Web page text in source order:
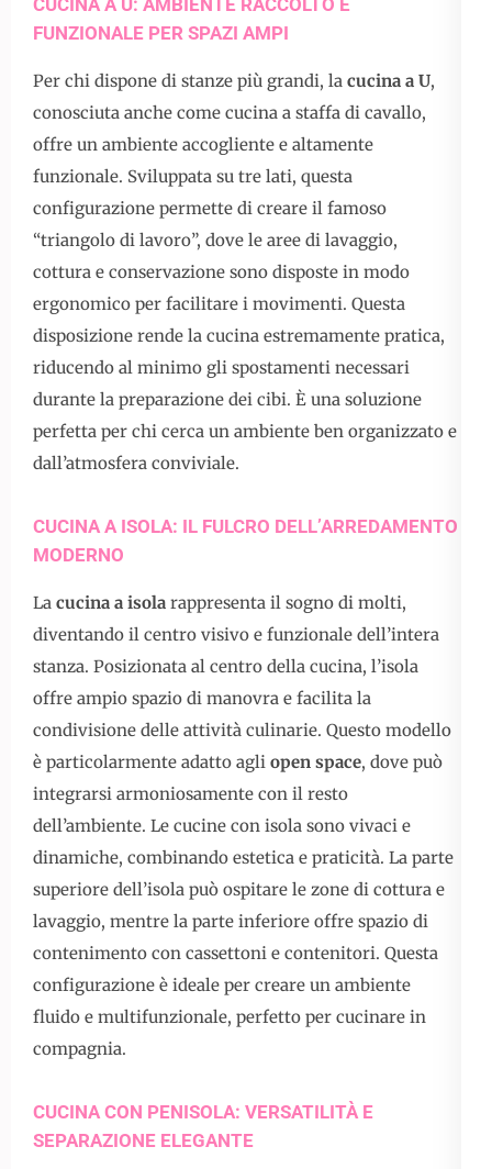
FUNZIONALE PER SPAZI AMPI
Per chi dispone di stanze più grandi, la cucina a U,
conosciuta anche come cucina a staffa di cavallo,
offre un ambiente accogliente e altamente
funzionale. Sviluppata su tre lati, questa
configurazione permette di creare il famoso
“triangolo di lavoro”, dove le aree di lavaggio,
cottura e conservazione sono disposte in modo
ergonomico per facilitare i movimenti. Questa
disposizione rende la cucina estremamente pratica,
riducendo al minimo gli spostamenti necessari
durante la preparazione dei cibi. È una soluzione
perfetta per chi cerca un ambiente ben organizzato e
dall’atmosfera conviviale.
CUCINA A ISOLA: IL FULCRO DELL’ARREDAMENTO
MODERNO
La cucina a isola rappresenta il sogno di molti,
diventando il centro visivo e funzionale dell’intera
stanza. Posizionata al centro della cucina, l’isola
offre ampio spazio di manovra e facilita la
condivisione delle attività culinarie. Questo modello
è particolarmente adatto agli open space, dove può
integrarsi armoniosamente con il resto
dell’ambiente. Le cucine con isola sono vivaci e
dinamiche, combinando estetica e praticità. La parte
superiore dell’isola può ospitare le zone di cottura e
lavaggio, mentre la parte inferiore offre spazio di
contenimento con cassettoni e contenitori. Questa
configurazione è ideale per creare un ambiente
fluido e multifunzionale, perfetto per cucinare in
compagnia.
CUCINA CON PENISOLA: VERSATILITÀ E
SEPARAZIONE ELEGANTE